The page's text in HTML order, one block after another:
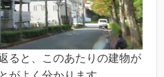
ると、このあたりの建物が